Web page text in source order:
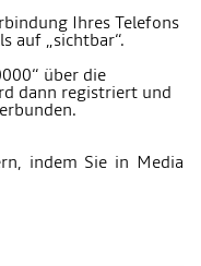
Ihres Telefons
auf „sichtbar“.
über die
dann registriert und
indem Sie in Media